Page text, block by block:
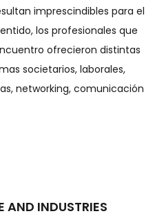
imprescindibles para el
los profesionales que
ofrecieron distintas
societarios, laborales,
networking, comunicación
AND INDUSTRIES